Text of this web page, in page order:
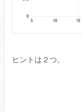
ヒントは２つ。